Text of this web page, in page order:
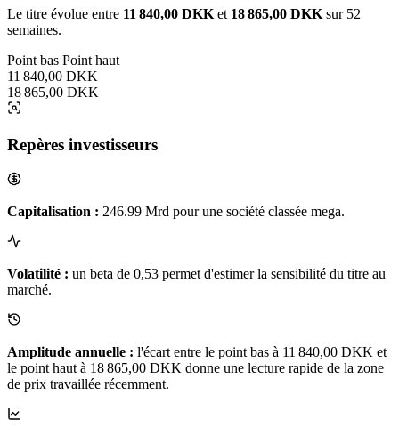
Le titre évolue entre 11 840,00 DKK et 18 865,00 DKK sur 52
semaines.
Point bas Point haut
11 840,00 DKK
18 865,00 DKK
Repères investisseurs
Capitalisation : 246.99 Mrd pour une société classée mega.
Volatilité : un beta de 0,53 permet d'estimer la sensibilité du titre au
marché.
Amplitude annuelle : l'écart entre le point bas à 11 840,00 DKK et
le point haut à 18 865,00 DKK donne une lecture rapide de la zone
de prix travaillée récemment.